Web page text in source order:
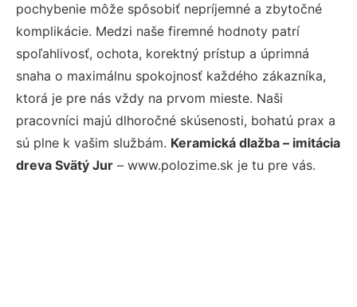
pochybenie môže spôsobiť nepríjemné a zbytočné
komplikácie. Medzi naše firemné hodnoty patrí
spoľahlivosť, ochota, korektný prístup a úprimná
snaha o maximálnu spokojnosť každého zákazníka,
ktorá je pre nás vždy na prvom mieste. Naši
pracovníci majú dlhoročné skúsenosti, bohatú prax a
sú plne k vašim službám. Keramická dlažba – imitácia
dreva Svätý Jur – www.polozime.sk je tu pre vás.